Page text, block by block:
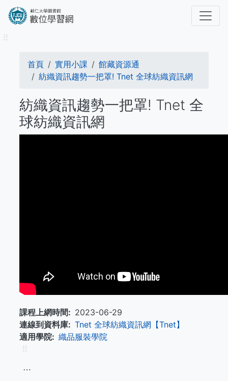
內
⠿
導
航
連
結
首頁 實用小課
館藏資源通
紡織資訊趨勢一把罩! Tnet 全球紡織資訊網
紡織資訊趨勢一把罩! Tnet 全
球紡織資訊網
課程上網時間
2023-06-29
連線到資料庫
Tnet 全球紡織資訊網【Tnet】
適用學院
織品服裝學院
⠿
⋯